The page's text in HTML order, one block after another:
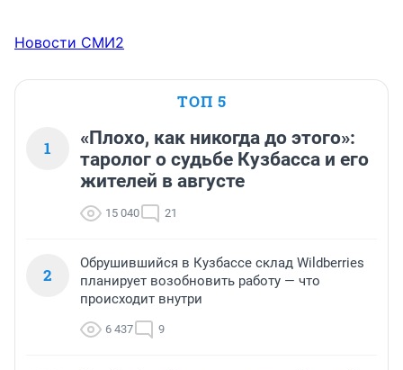
Новости СМИ2
ТОП 5
1
«Плохо, как никогда до этого»:
таролог о судьбе Кузбасса и его
жителей в августе
15 040 21
2
Обрушившийся в Кузбассе склад Wildberries
планирует возобновить работу — что
происходит внутри
6 437 9